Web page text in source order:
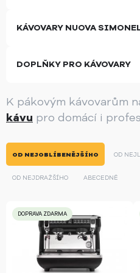
K pákovým kávovarům
kávu pro domácí i
KÁVOVARY NUOVA
DOPLŇKY PRO KÁVOVARY
OD NEJOBLÍBENĚJŠÍHO OD
OD NEJDRAŽŠÍHO ABECEDNĚ
DOPRAVA ZDARMA